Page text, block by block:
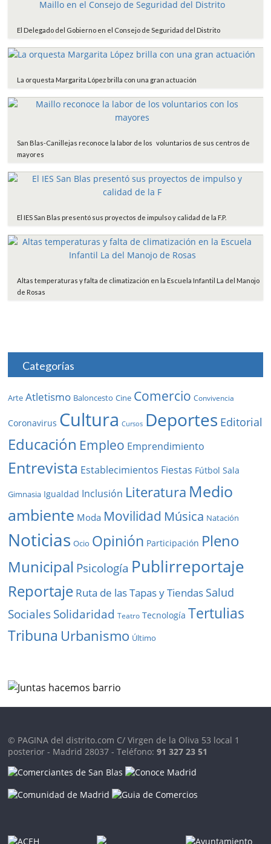
El Delegado del Gobierno en el Consejo de Seguridad del Distrito
La orquesta Margarita López brilla con una gran actuación
San Blas-Canillejas reconoce la labor de los voluntarios de sus centros de
mayores
El IES San Blas presentó sus proyectos de impulso y calidad de la F.P.
Altas temperaturas y falta de climatización en la Escuela Infantil La del Manojo
de Rosas
Categorías
Arte Atletismo Baloncesto Cine Comercio Convivencia
Coronavirus Cultura Cursos Deportes Editorial
Educación Empleo Emprendimiento
Entrevista Establecimientos Fiestas Fútbol Sala
Gimnasia Igualdad Inclusión Literatura Medio
ambiente Moda Movilidad Música Natación
Noticias Ocio Opinión Participación Pleno
Municipal Psicología Publirreportaje
Reportaje Ruta de las Tapas y Tiendas Salud
SocialesSolidaridad Teatro Tecnología Tertulias
Tribuna Urbanismo Último
© PAGINA del distrito.com C/ Virgen de la Oliva 53 local 1
posterior - Madrid 28037 - Teléfono:91 327 23 51